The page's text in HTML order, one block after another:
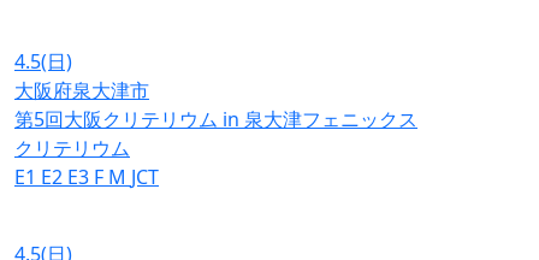
4.5(日)
大阪府泉大津市
第5回大阪クリテリウム in 泉大津フェニックス
クリテリウム
E1 E2 E3 F M JCT
4.5(日)